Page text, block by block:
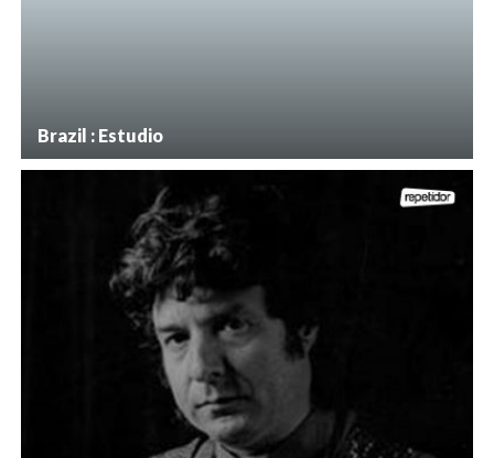
Brazil : Estudio